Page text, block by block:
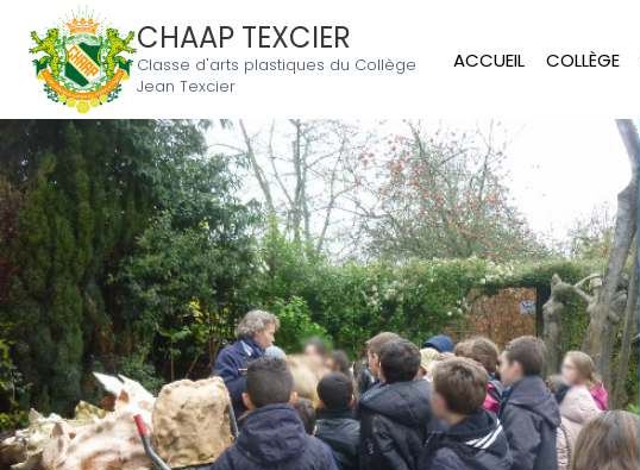
CHAAP TEXCIER
Classe d'arts plastiques du Collège
Jean Texcier
ACCUEIL COLLÈGE